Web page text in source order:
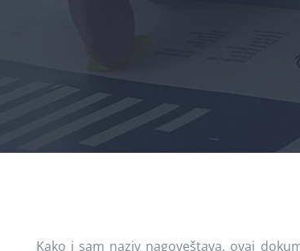
Kako i sam naziv nagoveštava, ovaj